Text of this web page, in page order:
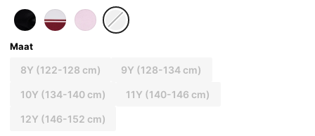
Maat
8Y (122-128 cm) 9Y (128-134 cm)
10Y (134-140 cm) 11Y (140-146 cm)
12Y (146-152 cm)